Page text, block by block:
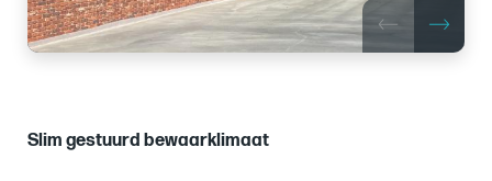
Slim gestuurd bewaarklimaat